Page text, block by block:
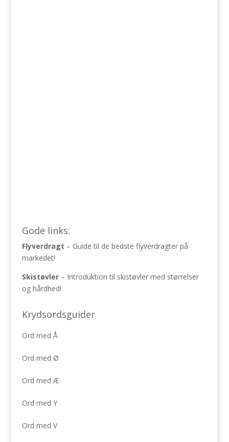
Gode links:
Flyverdragt – Guide til de bedste flyverdragter på
markedet!
Skistøvler – Introduktion til skistøvler med størrelser
og hårdhed!
Krydsordsguider
Ord med Å
Ord med Ø
Ord med Æ
Ord med Y
Ord med V